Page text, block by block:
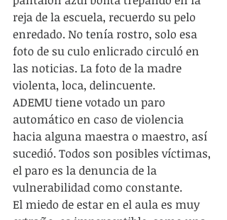
reja de la escuela, recuerdo su pelo
enredado. No tenía rostro, solo esa
foto de su culo enlicrado circuló en
las noticias. La foto de la madre
violenta, loca, delincuente.
ADEMU tiene votado un paro
automático en caso de violencia
hacia alguna maestra o maestro, así
sucedió. Todos son posibles víctimas,
el paro es la denuncia de la
vulnerabilidad como constante.
El miedo de estar en el aula es muy